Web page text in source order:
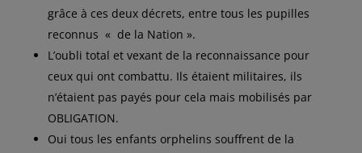
grâce à ces deux décrets, entre tous les pupilles
reconnus « de la Nation ».
L’oubli total et vexant de la reconnaissance pour
ceux qui ont combattu. Ils étaient militaires, ils
n’étaient pas payés pour cela mais mobilisés par
OBLIGATION.
Oui tous les enfants orphelins souffrent de la